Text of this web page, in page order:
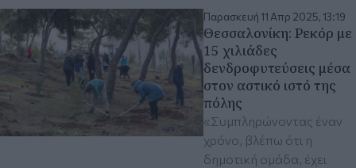
Παρασκευή 11 Απρ 2025, 13:19
Θεσσαλονίκη: Ρεκόρ με
15 χιλιάδες
δενδροφυτεύσεις μέσα
στον αστικό ιστό της
πόλης
«Συμπληρώνοντας έναν
χρόνο, βλέπω ότι η
δημοτική ομάδα, έχει